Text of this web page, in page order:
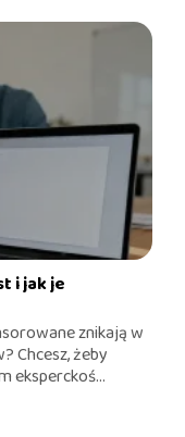
i jak je
znikają w
Chcesz, żeby
eksperckoś...